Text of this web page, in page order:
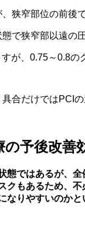
狭窄部位の前後
で狭窄部以遠の
が、0.75～0.8の
合だけではPCI
予後改善
態ではあるが、
クもあるため、
なりやすいのか